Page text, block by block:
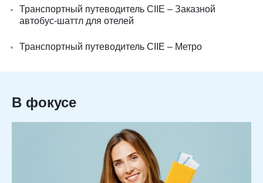
Транспортный путеводитель CIIE – Заказной
автобус-шаттл для отелей
Транспортный путеводитель CIIE – Метро
В фокусе